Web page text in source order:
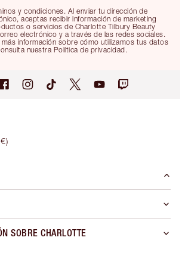
y condiciones. Al enviar tu dirección de
aceptas recibir información de marketing
o servicios de Charlotte Tilbury Beauty
electrónico y a través de las redes sociales.
información sobre cómo utilizamos tus datos
nuestra Política de privacidad.
SOBRE CHARLOTTE